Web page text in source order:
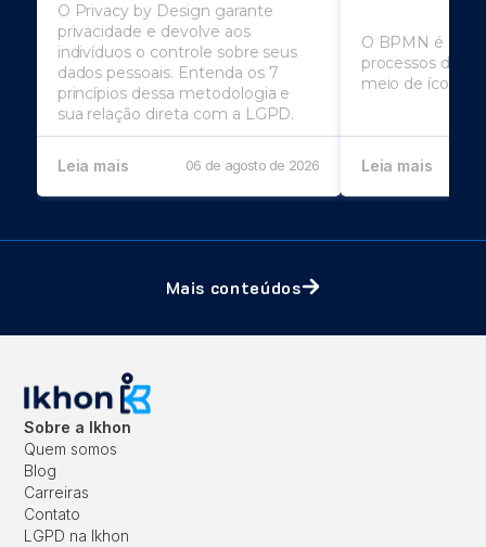
O Privacy by Design garante
privacidade e devolve aos
indivíduos o controle sobre seus
dados pessoais. Entenda os 7
princípios dessa metodologia e
sua relação direta com a LGPD.
Leia mais 06 de agosto de 2026
O BPMN é
processos de
meio de ícones
Leia mais
Mais conteúdos
Sobre a Ikhon
Quem somos
Blog
Carreiras
Contato
LGPD na Ikhon